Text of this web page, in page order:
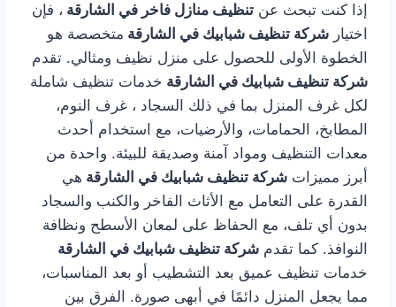
إذا كنت تبحث عن تنظيف منازل فاخر في الشارقة ، فإن
اختيار شركة تنظيف شبابيك في الشارقة متخصصة هو
الخطوة الأولى للحصول على منزل نظيف ومثالي. تقدم
شركة تنظيف شبابيك في الشارقة خدمات تنظيف شاملة
لكل غرف المنزل بما في ذلك السجاد ، غرف النوم،
المطابخ، الحمامات، والأرضيات، مع استخدام أحدث
معدات التنظيف ومواد آمنة وصديقة للبيئة. واحدة من
أبرز مميزات شركة تنظيف شبابيك في الشارقة هي
القدرة على التعامل مع الأثاث الفاخر والكنب والسجاد
بدون أي تلف، مع الحفاظ على لمعان الأسطح ونظافة
النوافذ. كما تقدم شركة تنظيف شبابيك في الشارقة
خدمات تنظيف عميق بعد التشطيب أو بعد المناسبات،
مما يجعل المنزل دائمًا في أبهى صورة. الفرق بين